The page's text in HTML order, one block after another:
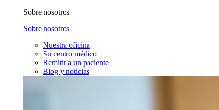
Sobre nosotros
Sobre nosotros
Nuestra oficina
Su centro médico
Remitir a un paciente
Blog y noticias